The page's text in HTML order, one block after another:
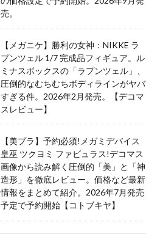
売。
【メガニケ】勝利の女神：NIKKE ラ
プンツェル 1/7 完成品フィギュア。ル
ミナスボックスの「ラプンツェル」、
圧倒的なむちむちボディラインがヤバ
すぎる件。2026年2月発売。【デコマ
スレビュー】
【美プラ】予約必須!メガミデバイス
皇巫 ツクヨミ ファビュラス!デコマス
画像から読み解く圧倒的「美」と「神
造形」を徹底レビュー。価格など最新
情報をまとめて紹介。2026年7月発売
予定で予約開始【コトブキヤ】